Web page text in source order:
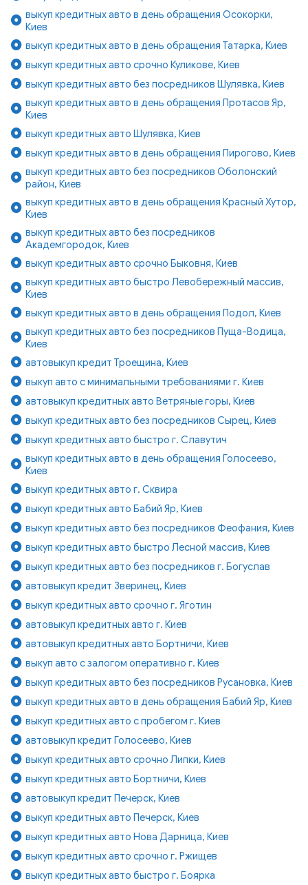
выкуп кредитных авто в день обращения Осокорки,
Киев
выкуп кредитных авто в день обращения Татарка, Киев
выкуп кредитных авто срочно Куликове, Киев
выкуп кредитных авто без посредников Шулявка, Киев
выкуп кредитных авто в день обращения Протасов Яр,
Киев
выкуп кредитных авто Шулявка, Киев
выкуп кредитных авто в день обращения Пирогово, Киев
выкуп кредитных авто без посредников Оболонский
район, Киев
выкуп кредитных авто в день обращения Красный Хутор,
Киев
выкуп кредитных авто без посредников
Академгородок, Киев
выкуп кредитных авто срочно Быковня, Киев
выкуп кредитных авто быстро Левобережный массив,
Киев
выкуп кредитных авто в день обращения Подол, Киев
выкуп кредитных авто без посредников Пуща-Водица,
Киев
автовыкуп кредит Троещина, Киев
выкуп авто с минимальными требованиями г. Киев
автовыкуп кредитных авто Ветряные горы, Киев
выкуп кредитных авто без посредников Сырец, Киев
выкуп кредитных авто быстро г. Славутич
выкуп кредитных авто в день обращения Голосеево,
Киев
выкуп кредитных авто г. Сквира
выкуп кредитных авто Бабий Яр, Киев
выкуп кредитных авто без посредников Феофания, Киев
выкуп кредитных авто быстро Лесной массив, Киев
выкуп кредитных авто без посредников г. Богуслав
автовыкуп кредит Зверинец, Киев
выкуп кредитных авто срочно г. Яготин
автовыкуп кредитных авто г. Киев
автовыкуп кредитных авто Бортничи, Киев
выкуп авто с залогом оперативно г. Киев
выкуп кредитных авто без посредников Русановка, Киев
выкуп кредитных авто в день обращения Бабий Яр, Киев
выкуп кредитных авто с пробегом г. Киев
автовыкуп кредит Голосеево, Киев
выкуп кредитных авто срочно Липки, Киев
выкуп кредитных авто Бортничи, Киев
автовыкуп кредит Печерск, Киев
выкуп кредитных авто Печерск, Киев
выкуп кредитных авто Нова Дарница, Киев
выкуп кредитных авто срочно г. Ржищев
выкуп кредитных авто быстро г. Боярка